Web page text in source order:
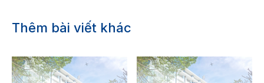
Thêm bài viết khác